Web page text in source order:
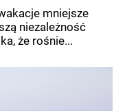
mniejsze
niezależność
że rośnie...